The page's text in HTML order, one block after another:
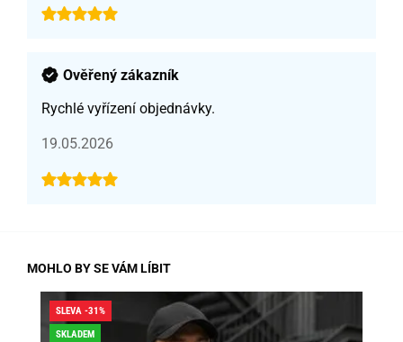
Ověřený zákazník
Rychlé vyřízení objednávky.
19.05.2026
MOHLO BY SE VÁM LÍBIT
SLEVA -31%
SKLADEM